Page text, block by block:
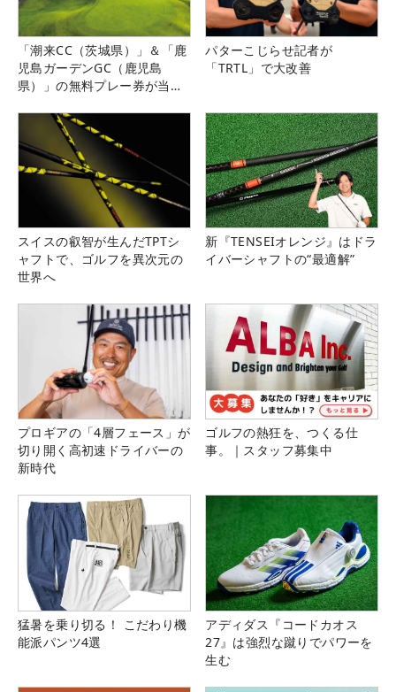
「潮来CC（茨城県）」＆「鹿
児島ガーデンGC（鹿児島
県）」の無料プレー券が当た
パターこじらせ記者が
「TRTL」で大改善
スイスの叡智が生んだTPTシ
ャフトで、ゴルフを異次元の
世界へ
新『TENSEIオレンジ』はドラ
イバーシャフトの“最適解”
プロギアの「4層フェース」が
切り開く高初速ドライバーの
新時代
ゴルフの熱狂を、つくる仕
事。｜スタッフ募集中
猛暑を乗り切る！ こだわり機
能派パンツ4選
アディダス『コードカオス
27』は強烈な蹴りでパワーを
生む